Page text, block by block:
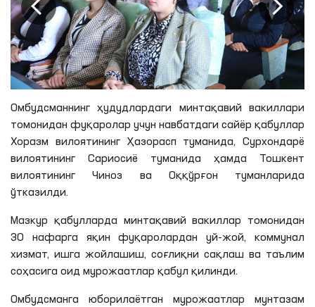
Омбудсманнинг ҳудудлардаги минтақавий вакиллари
томонидан фуқаролар учун навбатдаги сайёр қабуллар
Хоразм вилоятининг Ҳазорасп туманида, Сурхондарё
вилоятининг Сариосиё туманида ҳамда Тошкент
вилоятинингЧиноз ва Оққўрғон туманларида
ўтказилди.
Мазкур қабулларда минтақавий вакиллар томонидан
30 нафарга яқин фуқаролардан уй-жой, коммунал
хизмат, ишга жойлашиш, соғлиқни сақлаш ва таълим
соҳасига оид мурожаатлар қабул қилинди.
Омбудсманга юборилаётган мурожаатлар мунтазам